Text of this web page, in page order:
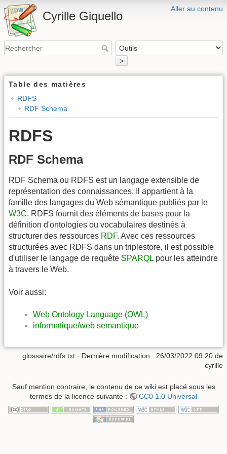
Aller au contenu
Cyrille Giquello
>
Table des matières
RDFS
RDF Schema
RDFS
RDF Schema
RDF Schema ou RDFS est un langage extensible de
représentation des connaissances. Il appartient à la
famille des langages du Web sémantique publiés par le
W3C. RDFS fournit des éléments de bases pour la
définition d'ontologies ou vocabulaires destinés à
structurer des ressources RDF. Avec ces ressources
structurées avec RDFS dans un triplestore, il est possible
d'utiliser le langage de requête SPARQL pour les atteindre
à travers le Web.
Voir aussi:
Web Ontology Language (OWL)
informatique/web semantique
glossaire/rdfs.txt · Dernière modification : 26/03/2022 09:20 de
cyrille
Sauf mention contraire, le contenu de ce wiki est placé sous les
termes de la licence suivante :
CC0 1.0 Universal